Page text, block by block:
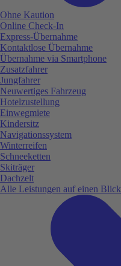
Ohne Kaution
Online Check-In
Express-Übernahme
Kontaktlose Übernahme
Übernahme via Smartphone
Zusatzfahrer
Jungfahrer
Neuwertiges Fahrzeug
Hotelzustellung
Einwegmiete
Kindersitz
Navigationssystem
Winterreifen
Schneeketten
Skiträger
Dachzelt
Alle Leistungen auf einen Blick